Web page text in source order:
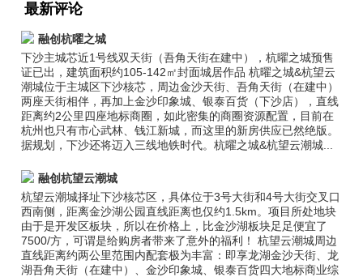
最新评论
融创杭曜之城
下沙主城芯近1号线双天街（吾角天街在建中），杭曜之城预售
证已出，建筑面积约105-142㎡封面城居作品 杭曜之城&杭望云
潮城位于主城区下沙核芯，周边金沙天街、吾角天街（在建中）
两座天街相伴，再加上金沙印象城、银泰百货（下沙店），直线
距离约2公里四座地标商圈，如此密集的商圈资源配置，目前在
杭州也只有市心武林、钱江新城，而这里的新房供应已然绝版。
据规划，下沙还将迈入三线地铁时代。杭曜之城&杭望云潮城...
融创杭望云潮城
杭望云潮城择址下沙核芯区，具体位于3号大街和4号大街交叉口
西南侧，距离金沙湖公园直线距离也仅约1.5km。项目所处地块
由于是开发区板块，所以在价格上，比金沙湖板块足足便宜了
7500/方，可谓是给购房者带来了意外的福利！ 杭望云潮城周边
直线距离约两公里范围内配套极为丰富：即享龙湖金沙天街、龙
湖吾角天街（在建中）、金沙印象城、银泰百货四大地标商业综